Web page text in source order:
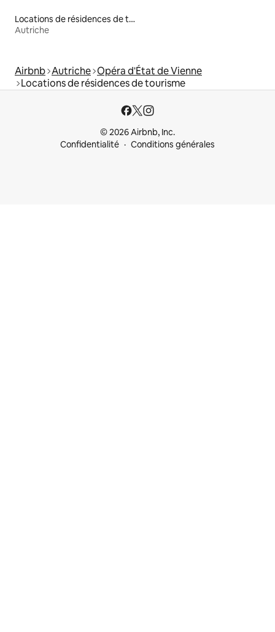
Locations de résidences de tourisme
Autriche
Airbnb Autriche Opéra d'État de Vienne
Locations de résidences de tourisme
© 2026 Airbnb, Inc.
Confidentialité
Conditions générales